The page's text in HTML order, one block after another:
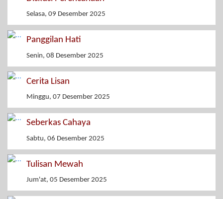
Selasa, 09 Desember 2025
Panggilan Hati
Senin, 08 Desember 2025
Cerita Lisan
Minggu, 07 Desember 2025
Seberkas Cahaya
Sabtu, 06 Desember 2025
Tulisan Mewah
Jum'at, 05 Desember 2025